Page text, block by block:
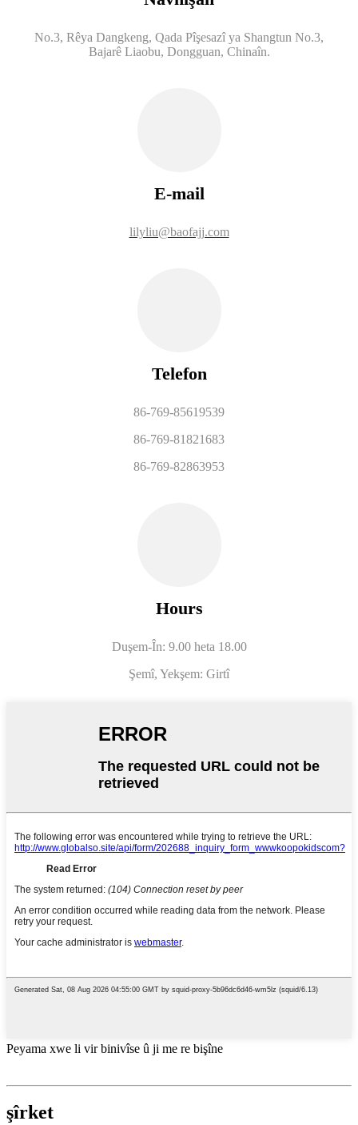
No.3, Rêya Dangkeng, Qada Pîşesazî ya Shangtun No.3,
Bajarê Liaobu, Dongguan, Chinaîn.
E-mail
lilyliu@baofajj.com
Telefon
86-769-85619539
86-769-81821683
86-769-82863953
Hours
Duşem-În: 9.00 heta 18.00
Şemî, Yekşem: Girtî
Peyama xwe li vir binivîse û ji me re bişîne
şîrket